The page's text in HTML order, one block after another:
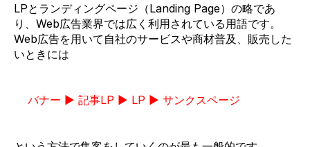
LPとランディングページ（Landing Page）の略であ
り、Web広告業界では広く利用されている用語です。
Web広告を用いて自社のサービスや商材普及、販売した
いときには
バナー ▶ 記事LP ▶ LP ▶ サンクスページ